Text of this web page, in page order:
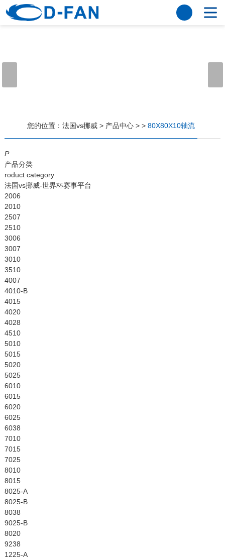
法国vs挪威
应用案例
法国vs挪威
行业资讯
常见问题
联系方式
客户留言
人才招聘
English
您的位置： 法国vs挪威> 产品中心> > 80X80X10轴流
P
产品分类
roduct category
法国vs挪威-世界杯赛事平台
2006
2010
2507
2510
3006
3007
3010
3510
4007
4010-B
4015
4020
4028
4510
5010
5015
5020
5025
6010
6015
6020
6025
6038
7010
7015
7025
8010
8015
8025-A
8025-B
8038
9025-B
8020
9238
1225-A